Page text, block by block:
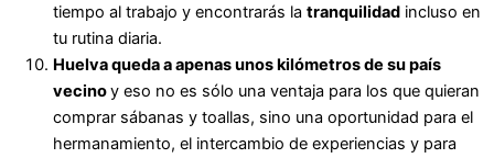
tiempo al trabajo y encontrarás la tranquilidad incluso en
tu rutina diaria.
Huelva queda a apenas unos kilómetros de su país
vecinoy eso no es sólo una ventaja para los que quieran
comprar sábanas y toallas, sino una oportunidad para el
hermanamiento, el intercambio de experiencias y para